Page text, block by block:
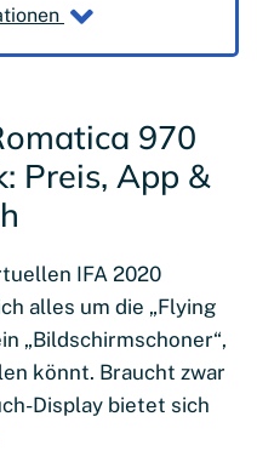
970
Preis, App &
IFA 2020
alles um die „Flying
„Bildschirmschoner“,
könnt. Braucht zwar
Display bietet sich